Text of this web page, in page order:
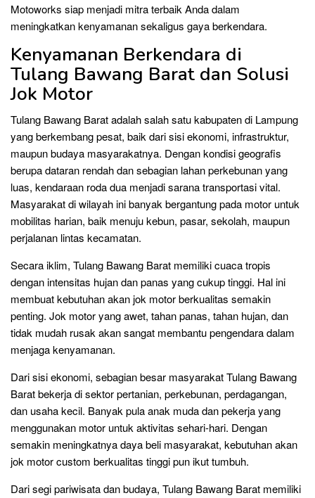
Motoworks siap menjadi mitra terbaik Anda dalam
meningkatkan kenyamanan sekaligus gaya berkendara.
Kenyamanan Berkendara di
Tulang Bawang Barat dan Solusi
Jok Motor
Tulang Bawang Barat adalah salah satu kabupaten di Lampung
yang berkembang pesat, baik dari sisi ekonomi, infrastruktur,
maupun budaya masyarakatnya. Dengan kondisi geografis
berupa dataran rendah dan sebagian lahan perkebunan yang
luas, kendaraan roda dua menjadi sarana transportasi vital.
Masyarakat di wilayah ini banyak bergantung pada motor untuk
mobilitas harian, baik menuju kebun, pasar, sekolah, maupun
perjalanan lintas kecamatan.
Secara iklim, Tulang Bawang Barat memiliki cuaca tropis
dengan intensitas hujan dan panas yang cukup tinggi. Hal ini
membuat kebutuhan akan jok motor berkualitas semakin
penting. Jok motor yang awet, tahan panas, tahan hujan, dan
tidak mudah rusak akan sangat membantu pengendara dalam
menjaga kenyamanan.
Dari sisi ekonomi, sebagian besar masyarakat Tulang Bawang
Barat bekerja di sektor pertanian, perkebunan, perdagangan,
dan usaha kecil. Banyak pula anak muda dan pekerja yang
menggunakan motor untuk aktivitas sehari-hari. Dengan
semakin meningkatnya daya beli masyarakat, kebutuhan akan
jok motor custom berkualitas tinggi pun ikut tumbuh.
Dari segi pariwisata dan budaya, Tulang Bawang Barat memiliki